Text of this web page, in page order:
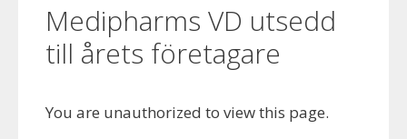
Medipharms VD utsedd
till årets företagare
You are unauthorized to view this page.